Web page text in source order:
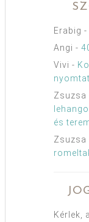
Erabig -
Angi -
Vivi -
Zsuzsa
és
Zsuzsa
Kérlek,